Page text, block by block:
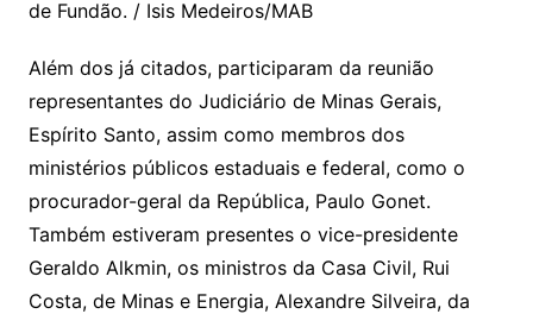
de Fundão. / Isis Medeiros/MAB
Além dos já citados, participaram da reunião
representantes do Judiciário de Minas Gerais,
Espírito Santo, assim como membros dos
ministérios públicos estaduais e federal, como o
procurador-geral da República, Paulo Gonet.
Também estiveram presentes o vice-presidente
Geraldo Alkmin, os ministros da Casa Civil, Rui
Costa, de Minas e Energia, Alexandre Silveira, da